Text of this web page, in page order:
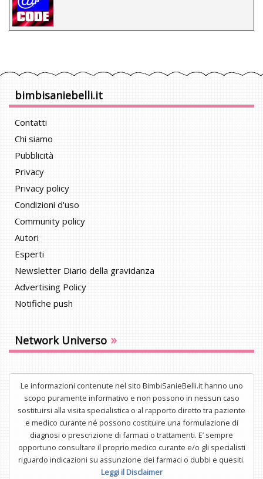
bimbisaniebelli.it
Contatti
Chi siamo
Pubblicità
Privacy
Privacy policy
Condizioni d'uso
Community policy
Autori
Esperti
Newsletter Diario della gravidanza
Advertising Policy
Notifiche push
Network Universo »
Le informazioni contenute nel sito BimbiSanieBelli.it hanno uno
scopo puramente informativo e non possono in nessun caso
sostituirsi alla visita specialistica o al rapporto diretto tra paziente
e medico curante né possono costituire una formulazione di
diagnosi o prescrizione di farmaci o trattamenti. E’ sempre
opportuno consultare il proprio medico curante e/o gli specialisti
riguardo indicazioni su assunzione dei farmaci o dubbi e quesiti.
Leggi il Disclaimer